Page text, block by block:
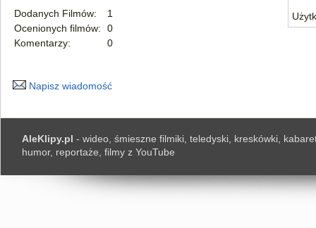
Dodanych Filmów:
1
Ocenionych filmów:
0
Komentarzy:
0
Napisz wiadomość
AleKlipy.pl - wideo, śmieszne filmiki, teledyski, kreskówki,
humor, reportaże, filmy z YouTube